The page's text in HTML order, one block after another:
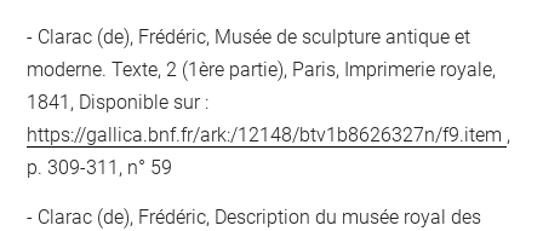
Clarac (de), Frédéric, Musée de sculpture antique et
moderne. Texte, 2 (1ère partie), Paris, Imprimerie royale,
1841, Disponible sur :
https://gallica.bnf.fr/ark:/12148/btv1b8626327n/f9.item ,
p. 309-311, n° 59
Clarac (de), Frédéric, Description du musée royal des